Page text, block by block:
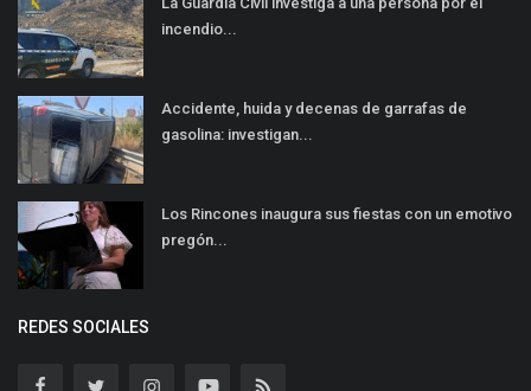
incendio...
Accidente, huida y decenas de garrafas de
gasolina: investigan...
Los Rincones inaugura sus fiestas con un emotivo
pregón...
REDES SOCIALES